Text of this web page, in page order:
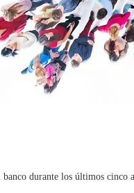
banco durante los últimos